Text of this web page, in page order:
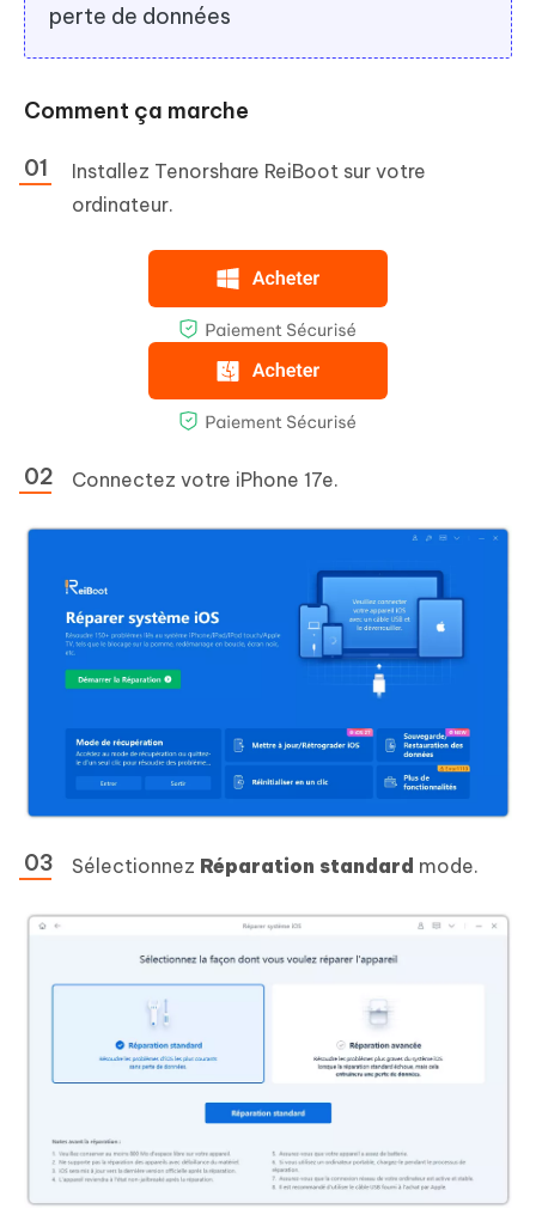
perte de données
Comment ça marche
Installez Tenorshare ReiBoot sur votre
ordinateur.
Connectez votre iPhone 17e.
Sélectionnez Réparation standard mode.